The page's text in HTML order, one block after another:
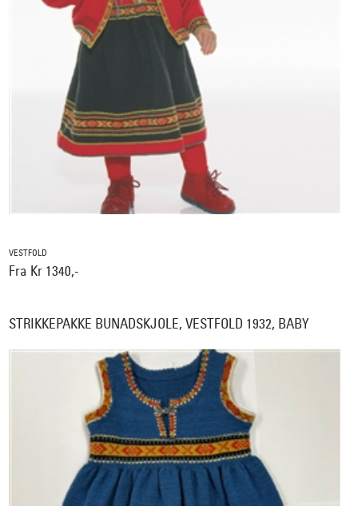
VESTFOLD
Fra Kr 1340,-
STRIKKEPAKKE BUNADSKJOLE, VESTFOLD 1932, BABY